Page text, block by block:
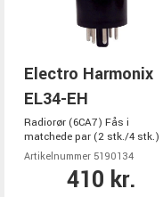
Electro Harmonix
EL34-EH
Radiorør (6CA7) Fås i
matchede par (2 stk./4 stk.)
Artikelnummer 5190134
410 kr.